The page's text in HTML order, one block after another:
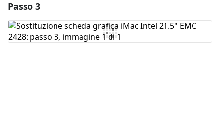
Aggiungi Commento
Passo 3